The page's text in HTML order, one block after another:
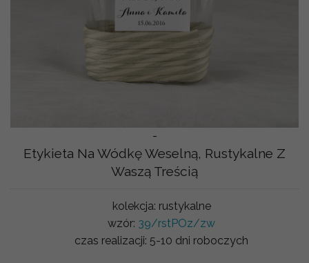
-
Etykieta Na Wódkę Weselną, Rustykalne Z
Waszą Treścią
kolekcja: rustykalne
wzór: 39/rstPOz/zw
czas realizacji: 5-10 dni roboczych